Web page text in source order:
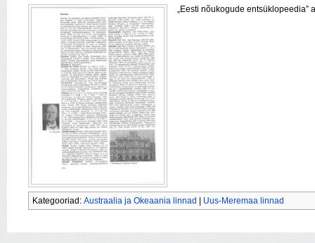
„Eesti nõukogude entsüklopeedia”
Kategooriad: Austraalia ja Okeaania linnad Uus-Meremaa linnad